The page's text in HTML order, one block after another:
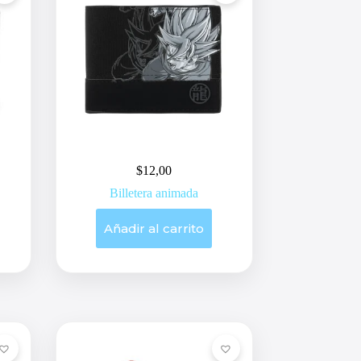
$12,00
Billetera animada
Añadir al carrito